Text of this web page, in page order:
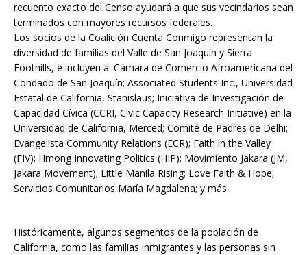
recuento exacto del Censo ayudará a que sus vecindarios sean
terminados con mayores recursos federales.
Los socios de la Coalición Cuenta Conmigo representan la
diversidad de familias del Valle de San Joaquín y Sierra
Foothills, e incluyen a: Cámara de Comercio Afroamericana del
Condado de San Joaquín; Associated Students Inc., Universidad
Estatal de California, Stanislaus; Iniciativa de Investigación de
Capacidad Cívica (CCRI, Civic Capacity Research Initiative) en la
Universidad de California, Merced; Comité de Padres de Delhi;
Evangelista Community Relations (ECR); Faith in the Valley
(FIV); Hmong Innovating Politics (HIP); Movimiento Jakara (JM,
Jakara Movement); Little Manila Rising; Love Faith & Hope;
Servicios Comunitarios María Magdalena; y más.
Históricamente, algunos segmentos de la población de
California, como las familias inmigrantes y las personas sin